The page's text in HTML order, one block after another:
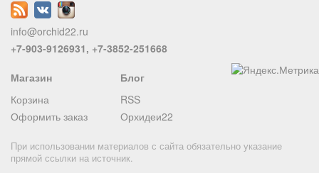
info@orchid22.ru
+7-903-9126931, +7-3852-251668
Магазин
Корзина
Оформить заказ
Блог
RSS
Орхидеи22
При использовании материалов с сайта обязательно указание
прямой ссылки на источник.